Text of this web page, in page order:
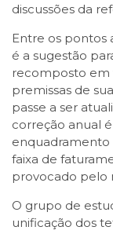
discussões da
Entre os pontos
é a sugestão
recomposto em
premissas de
passe a ser
correção anual
faixa de
provocado pelo
O grupo de
unificação dos